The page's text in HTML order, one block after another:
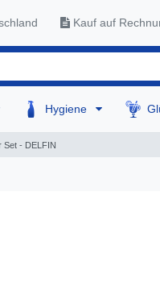
Kauf auf
Hygiene
Set - DELFIN